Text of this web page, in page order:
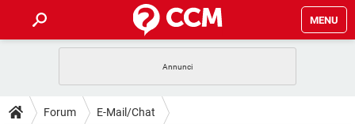
MENU
INTRATTENIMENTO
GUIDE
Forum E-Mail/Chat